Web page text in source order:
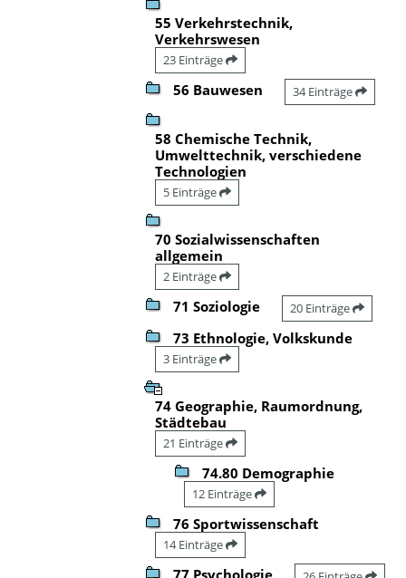
55 Verkehrstechnik,
Verkehrswesen
23 Einträge
56 Bauwesen 34 Einträge
58 Chemische Technik,
Umwelttechnik, verschiedene
Technologien
5 Einträge
70 Sozialwissenschaften
allgemein
2 Einträge
71 Soziologie 20 Einträge
73 Ethnologie, Volkskunde
3 Einträge
74 Geographie, Raumordnung,
Städtebau
21 Einträge
74.80 Demographie
12 Einträge
76 Sportwissenschaft
14 Einträge
77 Psychologie